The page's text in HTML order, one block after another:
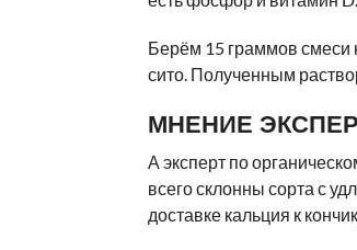
Берём 15 граммов смеси
сито. Полученным
МНЕНИЕ
А эксперт по
всего склонны сорта с
доставке кальция к